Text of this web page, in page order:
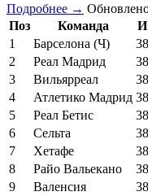
Подробнее →
Поз
Команда И
1
Барселона (Ч) 38
2
Реал Мадрид 38
3
Вильярреал 38
4
Атлетико Мадрид 38
5
Реал Бетис 38
6
Сельта 38
7
Хетафе 38
8
Райо Вальекано 38
9
Валенсия 38